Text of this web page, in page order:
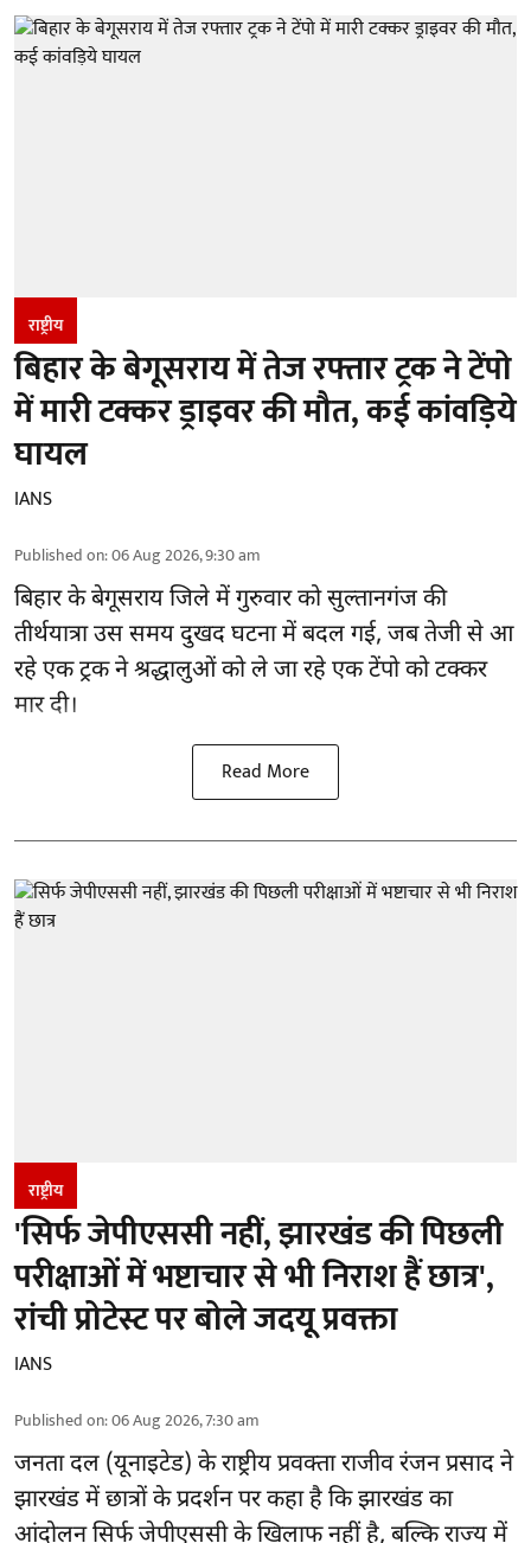
राष्ट्रीय
बिहार के बेगूसराय में तेज रफ्तार ट्रक ने टेंपो
में मारी टक्कर ड्राइवर की मौत, कई कांवड़िये
घायल
IANS
Published on:06 Aug 2026, 9:30 am
बिहारके बेगूसराय जिले में गुरुवार को सुल्तानगंज की
तीर्थयात्रा उस समय दुखद घटना में बदल गई, जब तेजी से आ
रहे एक ट्रक ने श्रद्धालुओं को ले जा रहे एक टेंपो को टक्कर
मार दी।
Read More
राष्ट्रीय
'सिर्फ जेपीएससी नहीं, झारखंड की पिछली
परीक्षाओं में भष्टाचार से भी निराश हैं छात्र',
रांची प्रोटेस्ट पर बोले जदयू प्रवक्ता
IANS
Published on:06 Aug 2026, 7:30 am
जनता दल (यूनाइटेड) के राष्ट्रीय प्रवक्ता राजीव रंजन प्रसाद ने
झारखंड में छात्रों के प्रदर्शन पर कहा है कि झारखंड का
आंदोलन सिर्फजेपीएससीके खिलाफ नहीं है, बल्कि राज्य में